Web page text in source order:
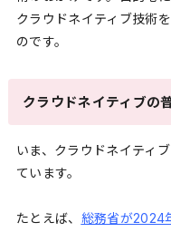
クラウドネイティブ技術
のです。
クラウドネイティブの
いま、クラウドネイティ
ています。
たとえば、 総務省が2024